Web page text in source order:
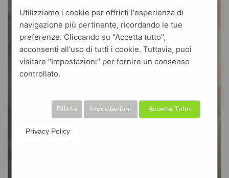
Utilizziamo i cookie per offrirti l'esperienza di
navigazione più pertinente, ricordando le tue
preferenze. Cliccando su "Accetta tutto",
acconsenti all'uso di tutti i cookie. Tuttavia, puoi
visitare "Impostazioni" per fornire un consenso
controllato.
Accetta Tutto
Impostazioni
Rifiuta
Privacy Policy